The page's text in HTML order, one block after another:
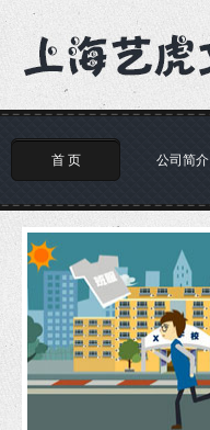
首 页 公司简介